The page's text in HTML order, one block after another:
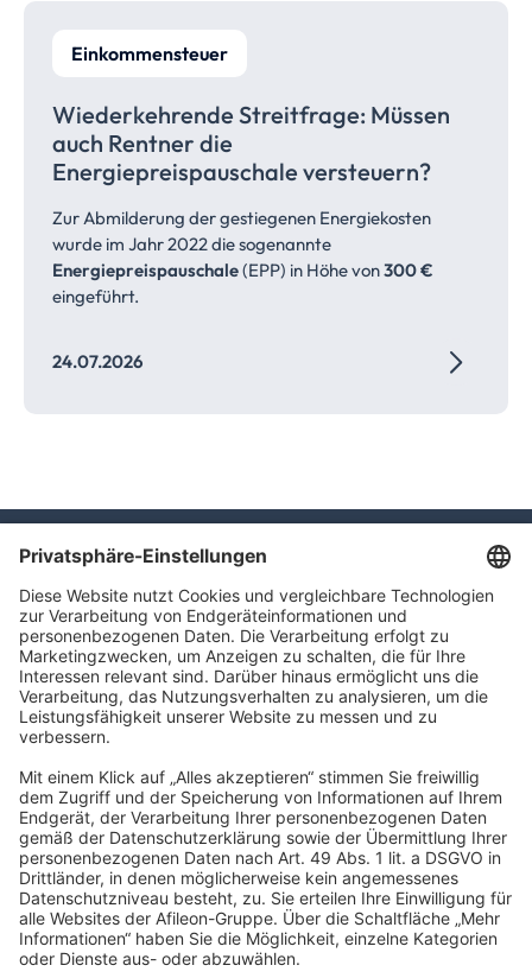
Einkommensteuer
Wiederkehrende Streitfrage: Müssen
auch Rentner die
Energiepreispauschale versteuern?
Zur Abmilderung der gestiegenen Energiekosten
wurde im Jahr 2022 die sogenannte
Energiepreispauschale(EPP) in Höhe von300 €
eingeführt.
24.07.2026
TLC GmbH TAX
Meierottostr. 8
10719 Berlin
info@tlc.ag
Impressum
Datenschutz
Barrierefreiheit
Cookies